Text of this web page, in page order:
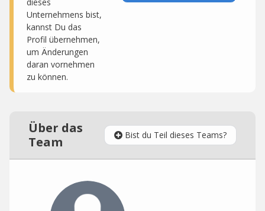
Unternehmens bist,
kannst Du das
Profil übernehmen,
um Änderungen
daran vornehmen
zu können.
Über das
Team
Bist du Teil dieses Teams?